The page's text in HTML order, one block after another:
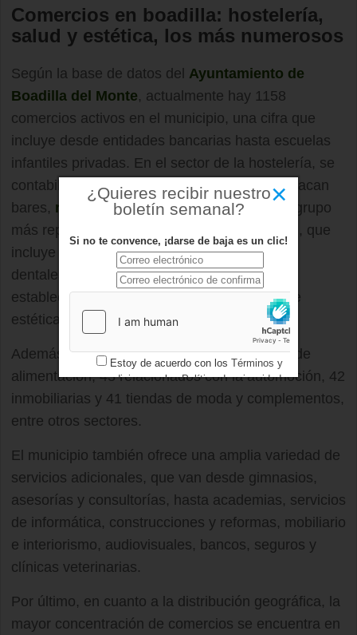
Comercios en boadilla: hostelería,
salud y estética, los más numerosos
Según la base de datos del Ayuntamiento de
Boadilla del Monte, actualmente hay 1158
comercios activos en el municipio, una cifra que
incluye desde entidades bancarias hasta escuelas
infantiles privadas. En el sector de la hostelería, se
contabilizan 159 negocios, entre los que destacan
bares, restaurantey cafeterías. El segundo grupo
más representado es el de servicios de salud, que
incluye hospitales, clínicas de fisioterapia y
dentales, farmacias, entre otros, con 125
establecimientos. Por su parte, los centros de
estética y peluquerías suman 101 negocios.
Además,Boadillacuenta con 60 comercios de
alimentación, 43 relacionados con la automoción, 42
inmobiliarias y 41 tiendas de moda y complementos,
entre otros sectores.
El municipio también ofrece una amplia variedad de
servicios adicionales, que van desde gimnasios,
asesorías y consultorías, hasta academias, servicios
de informática, construcciones y reformas, mobiliario
e interiorismo, audiovisuales, bancos, seguros y
clínicas veterinarias.
Por último, en cuanto a la distribución geográfica, la
mayor concentración de comercios se encuentra en
×
¿Quieres recibir nuestro
boletín semanal?
Si no te convence, ¡darse de baja es un clic!
Estoy de acuerdo con los Términos y
condicionesy losPolítica de privacidad